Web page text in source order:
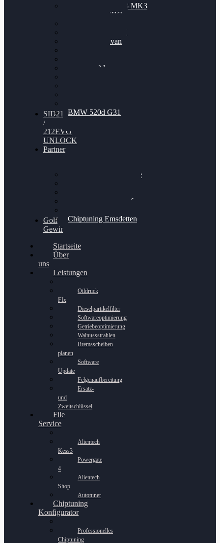
Nissan GT-R35 3.8 MK3
V6 TWINTURBO
VW Passat 2.0TDI
VW T6 Multivan
BMW 120d
BMW 520d G31
SID212
/
212EVO
UNLOCK
Partner
Bilgenroth Performance
Chiptuning Schüttorf
Chiptuning Emsdetten
Golf
Gewinnspiel
Startseite
Über
uns
Leistungen
Oildruck
FIx
Dieselpartikelfilter
Softwareoptimierung
Getriebeoptimierung
Walnussstrahlen
Bremsscheiben
planen
Software
Update
Felgenaufbereitung
Ersatz-
und
Zweitschlüssel
File
Service
Alientech
Kess3
Powergate
4
Alientech
Shop
Autotuner
Chiptuning
Konfigurator
Professionelles
Chiptuning